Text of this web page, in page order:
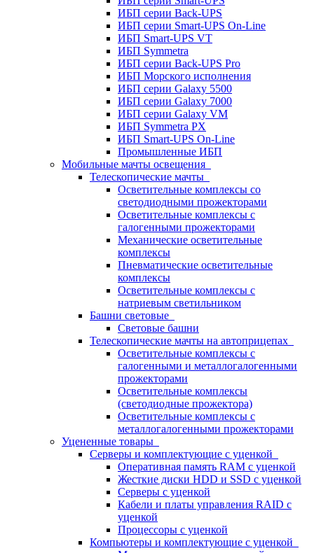
ИБП серии Back-UPS
ИБП серии Smart-UPS On-Line
ИБП Smart-UPS VT
ИБП Symmetra
ИБП серии Back-UPS Pro
ИБП Морского исполнения
ИБП серии Galaxy 5500
ИБП серии Galaxy 7000
ИБП серии Galaxy VM
ИБП Symmetra PX
ИБП Smart-UPS On-Line
Промышленные ИБП
Мобильные мачты освещения
Телескопические мачты
Осветительные комплексы со
светодиодными прожекторами
Осветительные комплексы с
галогенными прожекторами
Механические осветительные
комплексы
Пневматические осветительные
комплексы
Осветительные комплексы с
натриевым светильником
Башни световые
Световые башни
Телескопические мачты на автоприцепах
Осветительные комплексы с
галогенными и металлогалогенными
прожекторами
Осветительные комплексы
(светодиодные прожектора)
Осветительные комплексы с
металлогалогенными прожекторами
Уцененные товары
Серверы и комплектующие с уценкой
Оперативная память RAM с уценкой
Жесткие диски HDD и SSD с уценкой
Серверы с уценкой
Кабели и платы управления RAID с
уценкой
Процессоры с уценкой
Компьютеры и комплектующие с уценкой